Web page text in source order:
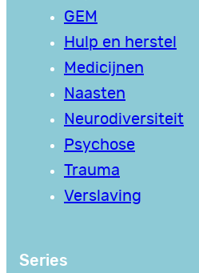
GEM
Hulp en herstel
Medicijnen
Naasten
Neurodiversiteit
Psychose
Trauma
Verslaving
Series